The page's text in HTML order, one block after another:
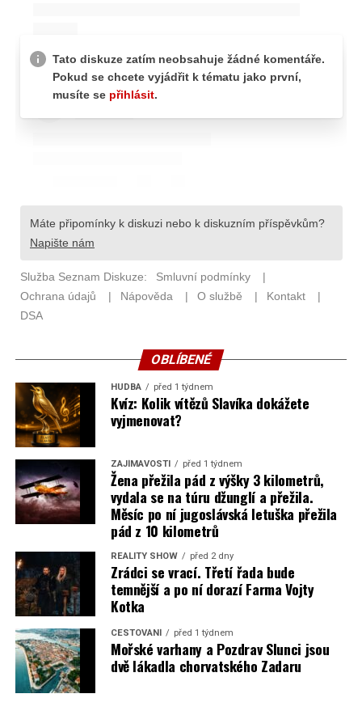
OBLÍBENÉ
HUDBA před 1 týdnem
Kvíz: Kolik vítězů Slavíka dokážete
vyjmenovat?
ZAJÍMAVOSTI před 1 týdnem
Žena přežila pád z výšky 3 kilometrů,
vydala se na túru džunglí a přežila.
Měsíc po ní jugoslávská letuška přežila
pád z 10 kilometrů
REALITY SHOW před 2 dny
Zrádci se vrací. Třetí řada bude
temnější a po ní dorazí Farma Vojty
Kotka
CESTOVÁNÍ před 1 týdnem
Mořské varhany a Pozdrav Slunci jsou
dvě lákadla chorvatského Zadaru